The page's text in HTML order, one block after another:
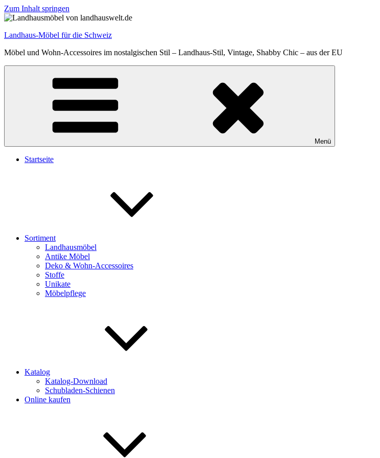
Zum Inhalt springen
Landhaus-Möbel für die Schweiz
Möbel und Wohn-Accessoires im nostalgischen Stil – Landhaus-Stil, Vintage, Shabby Chic – aus der EU
Menü
Startseite
Sortiment
Landhausmöbel
Antike Möbel
Deko & Wohn-Accessoires
Stoffe
Unikate
Möbelpflege
Katalog
Katalog-Download
Schubladen-Schienen
Online kaufen